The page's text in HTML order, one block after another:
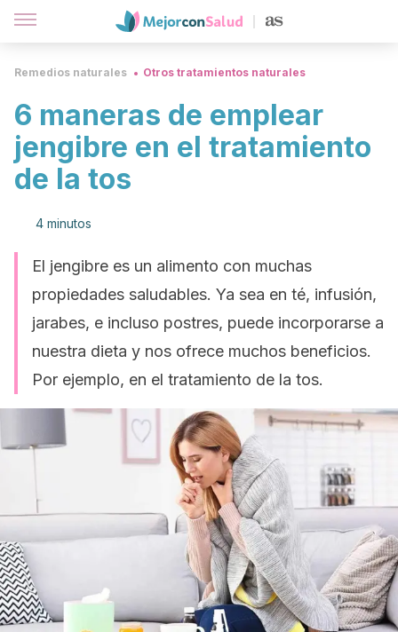
Remedios naturales Otros tratamientos naturales
6 maneras de emplear
jengibre en el tratamiento
de la tos
4 minutos
El jengibre es un alimento con muchas
propiedades saludables. Ya sea en té, infusión,
jarabes, e incluso postres, puede incorporarse a
nuestra dieta y nos ofrece muchos beneficios.
Por ejemplo, en el tratamiento de la tos.